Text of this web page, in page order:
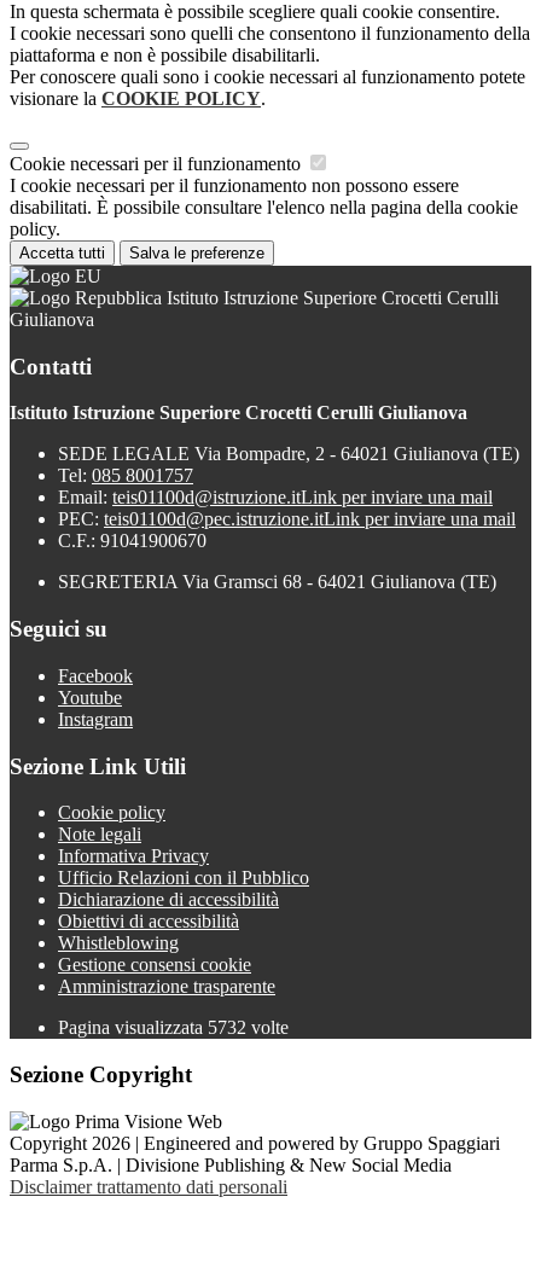
In questa schermata è possibile scegliere quali cookie consentire.
I cookie necessari sono quelli che consentono il funzionamento della
piattaforma e non è possibile disabilitarli.
Per conoscere quali sono i cookie necessari al funzionamento potete
visionare la COOKIE POLICY.
Cookie necessari per il funzionamento
I cookie necessari per il funzionamento non possono essere
disabilitati. È possibile consultare l'elenco nella pagina della cookie
policy.
Accetta tutti Salva le preferenze
Istituto Istruzione Superiore Crocetti Cerulli
Giulianova
Contatti
Istituto Istruzione Superiore Crocetti Cerulli Giulianova
SEDE LEGALE Via Bompadre, 2 - 64021 Giulianova (TE)
Tel: 085 8001757
Email: teis01100d@istruzione.itLink per inviare una mail
PEC: teis01100d@pec.istruzione.itLink per inviare una mail
C.F.: 91041900670
SEGRETERIA Via Gramsci 68 - 64021 Giulianova (TE)
Seguici su
Facebook
Youtube
Instagram
Sezione Link Utili
Cookie policy
Note legali
Informativa Privacy
Ufficio Relazioni con il Pubblico
Dichiarazione di accessibilità
Obiettivi di accessibilità
Whistleblowing
Gestione consensi cookie
Amministrazione trasparente
Pagina visualizzata 5732 volte
Sezione Copyright
Copyright 2026 | Engineered and powered by Gruppo Spaggiari
Parma S.p.A. | Divisione Publishing & New Social Media
Disclaimer trattamento dati personali